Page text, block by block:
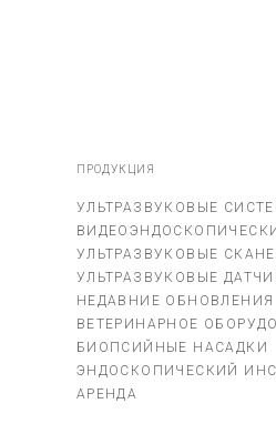
ПРОДУКЦИЯ
УЛЬТРАЗВУКОВЫЕ
УЛЬТРАЗВУКОВЫЕ
УЛЬТРАЗВУКОВЫЕ
НЕДАВНИЕ ОБНОВЛЕНИЯ
ВЕТЕРИНАРНОЕ
БИОПСИЙНЫЕ НАСАДКИ
ЭНДОСКОПИЧЕСКИЙ
АРЕНДА